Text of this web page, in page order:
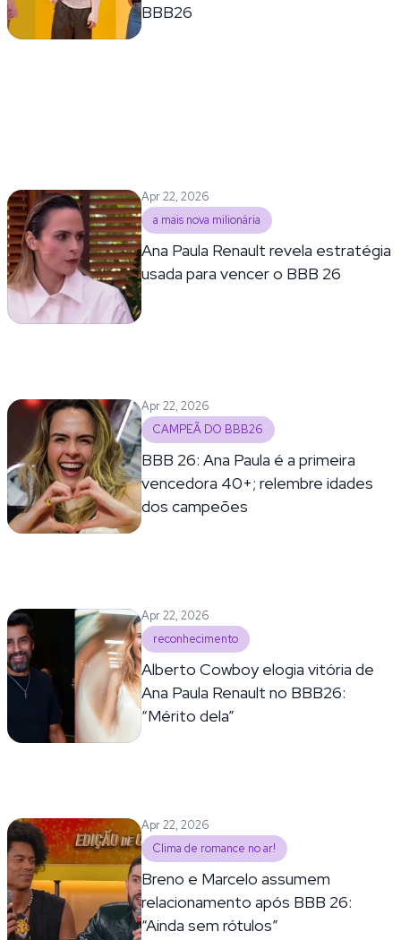
BBB26
Apr 22, 2026
a mais nova milionária
Ana Paula Renault revela estratégia
usada para vencer o BBB 26
Apr 22, 2026
CAMPEÃ DO BBB26
BBB 26: Ana Paula é a primeira
vencedora 40+; relembre idades
dos campeões
Apr 22, 2026
reconhecimento
Alberto Cowboy elogia vitória de
Ana Paula Renault no BBB26:
“Mérito dela”
Apr 22, 2026
Clima de romance no ar!
Breno e Marcelo assumem
relacionamento após BBB 26:
“Ainda sem rótulos”